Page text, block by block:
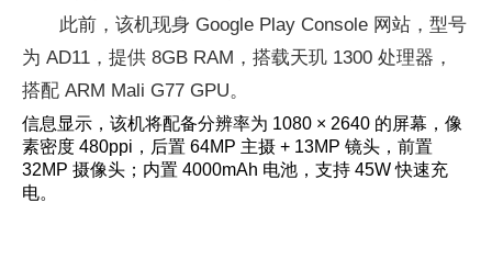
此前，该机现身 Google Play Console 网站，型号
为 AD11，提供 8GB RAM，搭载天玑 1300 处理器，
搭配 ARM Mali G77 GPU。
信息显示，该机将配备分辨率为 1080 × 2640 的屏幕，像
素密度 480ppi，后置 64MP 主摄 + 13MP 镜头，前置
32MP 摄像头；内置 4000mAh 电池，支持 45W 快速充
电。